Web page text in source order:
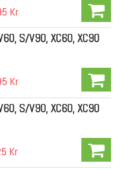
Kr
S/V90, XC60, XC90
Kr
S/V90, XC60, XC90
Kr